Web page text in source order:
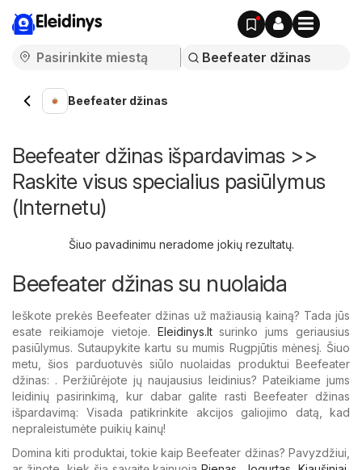
Eleidinys
Beefeater džinas
Beefeater džinas išpardavimas >>
Raskite visus specialius pasiūlymus
(Internetu)
Šiuo pavadinimu neradome jokių rezultatų.
Beefeater džinas su nuolaida
Ieškote prekės Beefeater džinas už mažiausią kainą? Tada jūs
esate reikiamoje vietoje. Eleidinys.ltsurinko jums geriausius
pasiūlymus. Sutaupykite kartu su mumis Rugpjūtis mėnesį. Šiuo
metu, šios parduotuvės siūlo nuolaidas produktui Beefeater
džinas: . Peržiūrėjote jų naujausius leidinius? Pateikiame jums
leidinių pasirinkimą, kur dabar galite rasti Beefeater džinas
išpardavimą: Visada patikrinkite akcijos galiojimo datą, kad
nepraleistumėte puikių kainų!
Domina kiti produktai, tokie kaip Beefeater džinas? Pavyzdžiui,